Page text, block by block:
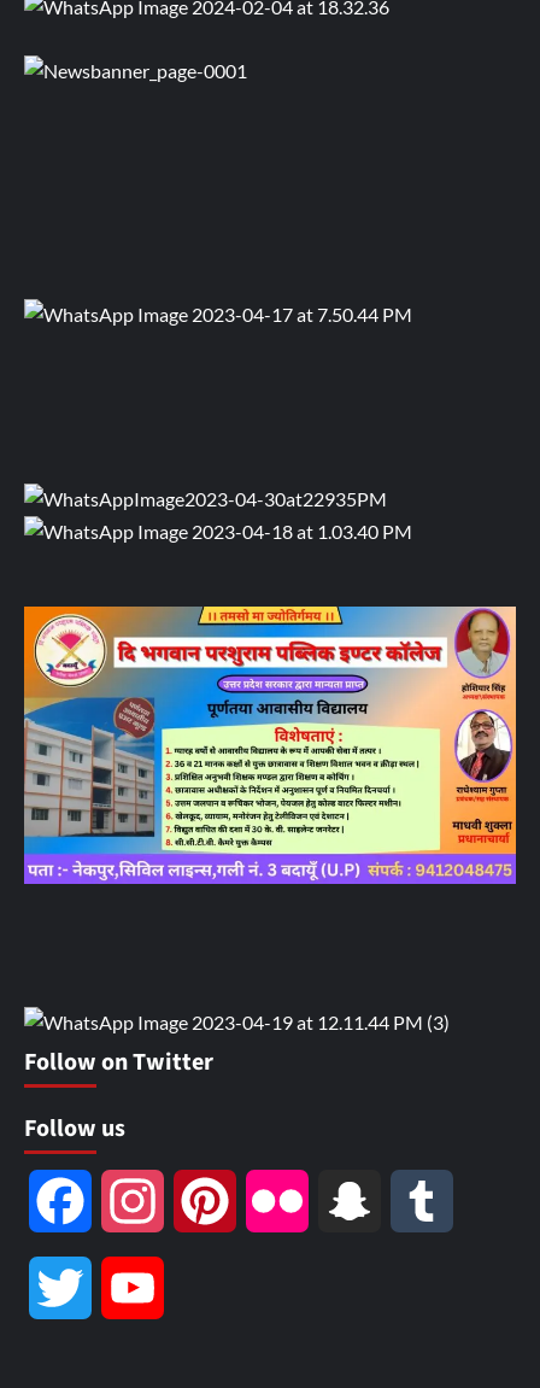
Follow on Twitter
Follow us
Facebook Instagram Pinterest Flickr Snapchat
Twitter